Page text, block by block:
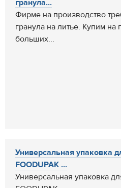
гранула...
Фирме на производство
гранула на литье. Купим на
больших...
Универсальная упаковка
FOODUPAK ...
Универсальная упаковка